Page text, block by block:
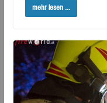
mehr lesen ...